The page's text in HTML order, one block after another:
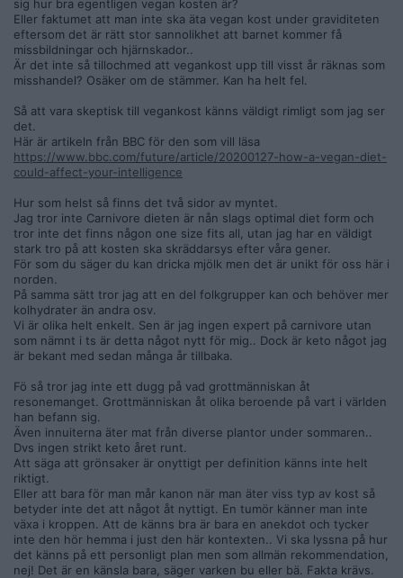
Bio-availability är rena skiten och även om bönor innehåller
mycket protein så hinner du skita ut det mesta innan du
hunnit absorbera det. Till skillnad från andra djur likt Gorillan
som har en helt annan typ av mage än oss människor. Deras
diet formligen fermenteras i deras magar, skälet också till
Här är en länk som förklarar mer ingående vad det är jag
dryftar om:
https://carnivoreaurelius.com/game-changers-debunked/
Förövrigt så är mina blodvärden skitbra och åker på
fortfarande ibland på att visa leg när jag går på bolaget när
jag är nyrakad. Kört på denna diet i snart 2 år.
Edit: Vill tillägga en rolig grej dfu kan läsa på sidan jag länkade
"Våra förfäder som fortfarande har grönsaker som huvudföda
lever fortfarande uppe i träden och kastar bajs på varandra"
sig hur bra egentligen vegan kosten är?
Eller faktumet att man inte ska äta vegan kost under graviditeten
eftersom det är rätt stor sannolikhet att barnet kommer få
missbildningar och hjärnskador..
Är det inte så tillochmed att vegankost upp till visst år räknas som
misshandel? Osäker om de stämmer. Kan ha helt fel.
Så att vara skeptisk till vegankost känns väldigt rimligt som jag ser
det.
Här är artikeln från BBC för den som vill läsa
https://www.bbc.com/future/article/20200127-how-a-vegan-diet-
could-affect-your-intelligence
Hur som helst så finns det två sidor av myntet.
Jag tror inte Carnivore dieten är nån slags optimal diet form och
tror inte det finns någon one size fits all, utan jag har en väldigt
stark tro på att kosten ska skräddarsys efter våra gener.
För som du säger du kan dricka mjölk men det är unikt för oss här i
norden.
På samma sätt tror jag att en del folkgrupper kan och behöver mer
kolhydrater än andra osv.
Vi är olika helt enkelt. Sen är jag ingen expert på carnivore utan
som nämnt i ts är detta något nytt för mig.. Dock är keto något jag
är bekant med sedan många år tillbaka.
Fö så tror jag inte ett dugg på vad grottmänniskan åt
resonemanget. Grottmänniskan åt olika beroende på vart i världen
han befann sig.
Även innuiterna äter mat från diverse plantor under sommaren..
Dvs ingen strikt keto året runt.
Att säga att grönsaker är onyttigt per definition känns inte helt
riktigt.
Eller att bara för man mår kanon när man äter viss typ av kost så
betyder inte det att något åt nyttigt. En tumör känner man inte
växa i kroppen. Att de känns bra är bara en anekdot och tycker
inte den hör hemma i just den här kontexten.. Vi ska lyssna på hur
det känns på ett personligt plan men som allmän rekommendation,
nej! Det är en känsla bara, säger varken bu eller bä. Fakta krävs.